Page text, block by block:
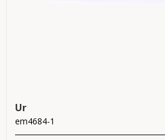
Ur
em4684-1